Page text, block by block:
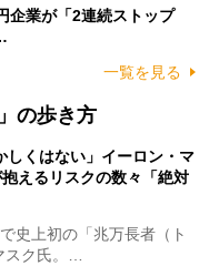
企業が「2連続ストップ
一覧を見る
の歩き方
しくはない」イーロン・マ
えるリスクの数々「絶対
史上初の「兆万長者（ト
スク氏。…